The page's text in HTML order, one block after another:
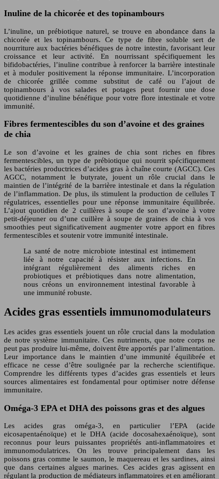
Inuline de la chicorée et des topinambours
L’inuline, un prébiotique naturel, se trouve en abondance dans la
chicorée et les topinambours. Ce type de fibre soluble sert de
nourriture aux bactéries bénéfiques de notre intestin, favorisant leur
croissance et leur activité. En nourrissant spécifiquement les
bifidobactéries, l’inuline contribue à renforcer la barrière intestinale
et à moduler positivement la réponse immunitaire. L’incorporation
de chicorée grillée comme substitut de café ou l’ajout de
topinambours à vos salades et potages peut fournir une dose
quotidienne d’inuline bénéfique pour votre flore intestinale et votre
immunité.
Fibres fermentescibles du son d’avoine et des graines
de chia
Le son d’avoine et les graines de chia sont riches en fibres
fermentescibles, un type de prébiotique qui nourrit spécifiquement
les bactéries productrices d’acides gras à chaîne courte (AGCC). Ces
AGCC, notamment le butyrate, jouent un rôle crucial dans le
maintien de l’intégrité de la barrière intestinale et dans la régulation
de l’inflammation. De plus, ils stimulent la production de cellules T
régulatrices, essentielles pour une réponse immunitaire équilibrée.
L’ajout quotidien de 2 cuillères à soupe de son d’avoine à votre
petit-déjeuner ou d’une cuillère à soupe de graines de chia à vos
smoothies peut significativement augmenter votre apport en fibres
fermentescibles et soutenir votre immunité intestinale.
La santé de notre microbiote intestinal est intimement
liée à notre capacité à résister aux infections. En
intégrant régulièrement des aliments riches en
probiotiques et prébiotiques dans notre alimentation,
nous créons un environnement intestinal favorable à
une immunité robuste.
Acides gras essentiels immunomodulateurs
Les acides gras essentiels jouent un rôle crucial dans la modulation
de notre système immunitaire. Ces nutriments, que notre corps ne
peut pas produire lui-même, doivent être apportés par l’alimentation.
Leur importance dans le maintien d’une immunité équilibrée et
efficace ne cesse d’être soulignée par la recherche scientifique.
Comprendre les différents types d’acides gras essentiels et leurs
sources alimentaires est fondamental pour optimiser notre défense
immunitaire.
Oméga-3 EPA et DHA des poissons gras et des algues
Les acides gras oméga-3, en particulier l’EPA (acide
eicosapentaénoïque) et le DHA (acide docosahexaénoïque), sont
reconnus pour leurs puissantes propriétés anti-inflammatoires et
immunomodulatrices. On les trouve principalement dans les
poissons gras comme le saumon, le maquereau et les sardines, ainsi
que dans certaines algues marines. Ces acides gras agissent en
régulant la production de médiateurs inflammatoires et en améliorant